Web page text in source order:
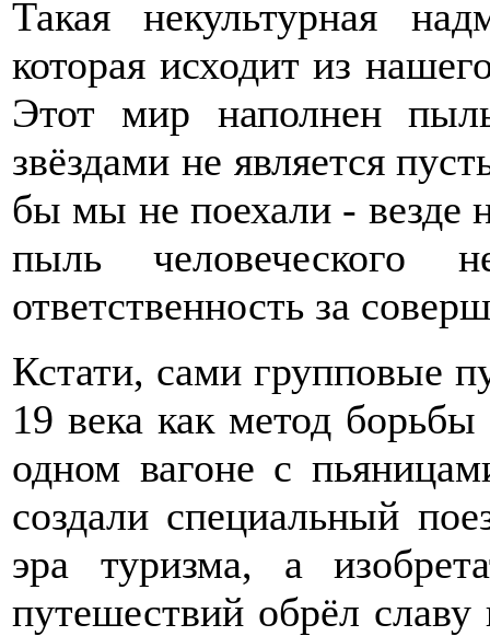
Такая некультурная
которая исходит из
Этот мир наполнен
звёздами не является
бы мы не поехали - везде
пыль человеческого
ответственность за
Кстати, сами групповые
19 века как метод
одном вагоне с
создали специальный
эра туризма, а
путешествий обрёл славу